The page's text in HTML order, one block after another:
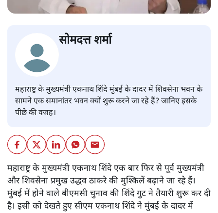
सोमदत्त शर्मा
महाराष्ट्र के मुख्यमंत्री एकनाथ शिंदे मुंबई के दादर में शिवसेना भवन के
सामने एक समानांतर भवन क्यों शुरू करने जा रहे हैं? जानिए इसके
पीछे की वजह।
महाराष्ट्र के मुख्यमंत्री एकनाथ शिंदे एक बार फिर से पूर्व मुख्यमंत्री
और शिवसेना प्रमुख उद्धव ठाकरे की मुश्किलें बढ़ाने जा रहे हैं।
मुंबई में होने वाले बीएमसी चुनाव की शिंदे गुट ने तैयारी शुरू कर दी
है। इसी को देखते हुए सीएम एकनाथ शिंदे ने मुंबई के दादर में